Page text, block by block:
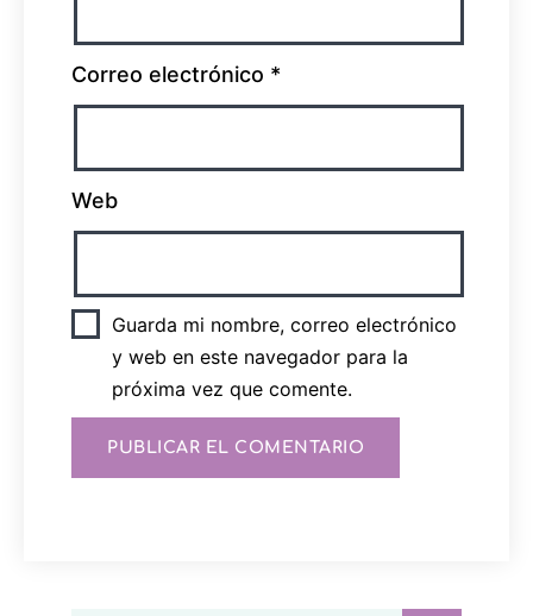
Correo electrónico *
Web
Guarda mi nombre, correo electrónico
y web en este navegador para la
próxima vez que comente.